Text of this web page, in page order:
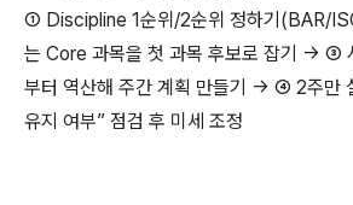
① Discipline 1순위/2순위 정하기(BAR/
는 Core 과목을 첫 과목 후보로 잡기 → ③
부터 역산해 주간 계획 만들기 → ④ 2주만
유지 여부” 점검 후 미세 조정